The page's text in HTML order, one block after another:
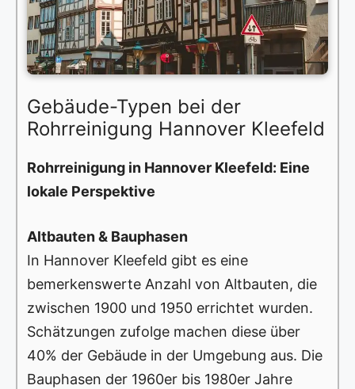
Gebäude-Typen bei der
Rohrreinigung Hannover Kleefeld
Rohrreinigung in Hannover Kleefeld: Eine
lokale Perspektive
Altbauten & Bauphasen
In Hannover Kleefeld gibt es eine
bemerkenswerte Anzahl von Altbauten, die
zwischen 1900 und 1950 errichtet wurden.
Schätzungen zufolge machen diese über
40% der Gebäude in der Umgebung aus. Die
Bauphasen der 1960er bis 1980er Jahre